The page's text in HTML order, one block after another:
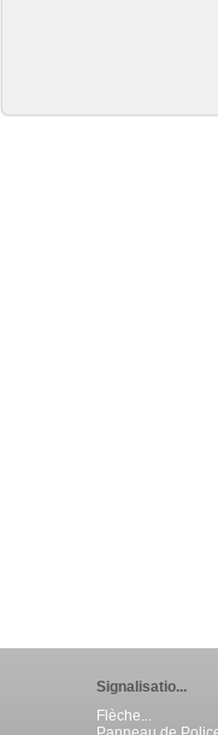
Signalisatio...
Flèche...